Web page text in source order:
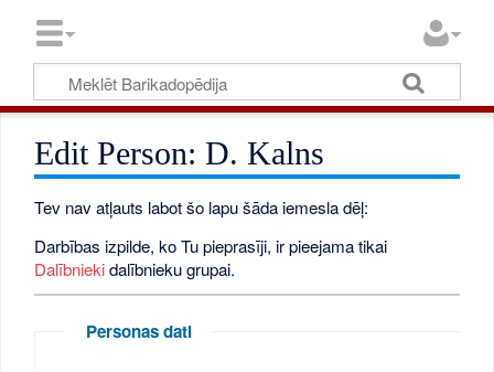
Edit Person: D. Kalns
Tev nav atļauts labot šo lapu šāda iemesla dēļ:
Darbības izpilde, ko Tu pieprasīji, ir pieejama tikai
Dalībniekidalībnieku grupai.
Personas dati